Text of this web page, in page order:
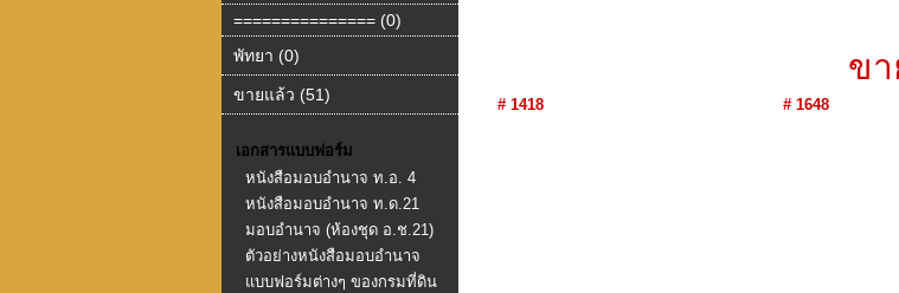
=============== (0)
พัทยา (0)
ขายแล้ว (51)
เอกสารแบบฟอร์ม
หนังสือมอบอำนาจ ท.อ. 4
หนังสือมอบอำนาจ ท.ด.21
มอบอำนาจ (ห้องชุด อ.ช.21)
ตัวอย่างหนังสือมอบอำนาจ
แบบฟอร์มต่างๆ ของกรมที่ดิน
ข
# 1418 # 1648